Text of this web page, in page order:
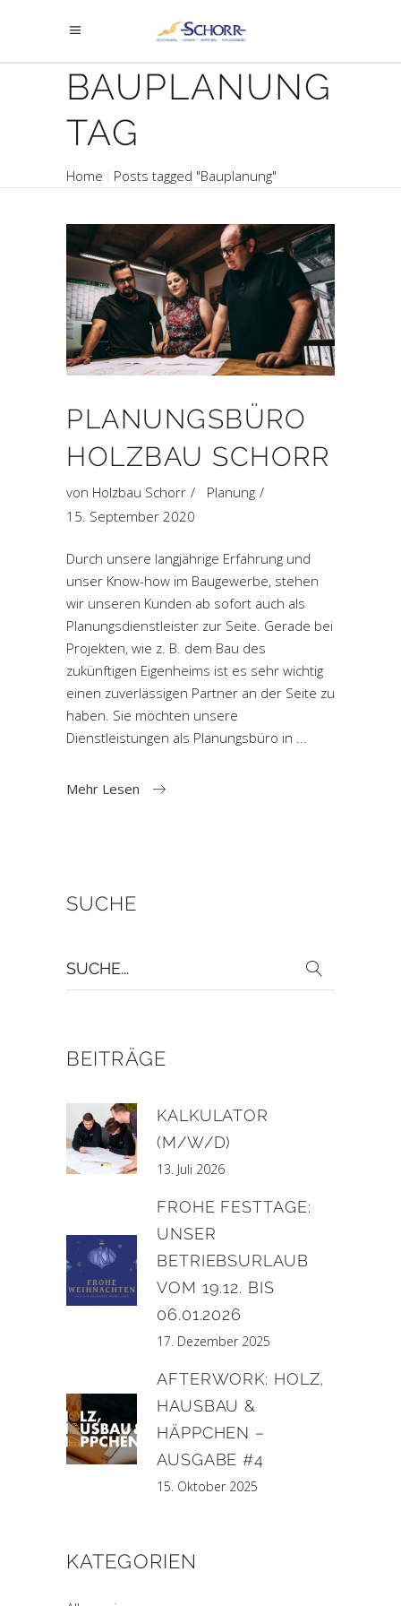
BAUPLANUNG
TAG
Home Posts tagged "Bauplanung"
PLANUNGSBÜRO
HOLZBAU SCHORR
von Holzbau Schorr
Planung
15. September 2020
Durch unsere langjährige Erfahrung und
unser Know-how im Baugewerbe, stehen
wir unseren Kunden ab sofort auch als
Planungsdienstleister zur Seite. Gerade bei
Projekten, wie z. B. dem Bau des
zukünftigen Eigenheims ist es sehr wichtig
einen zuverlässigen Partner an der Seite zu
haben. Sie möchten unsere
Dienstleistungen als Planungsbüro in
Mehr Lesen
SUCHE
für:
BEITRÄGE
KALKULATOR
(M/W/D)
13. Juli 2026
FROHE FESTTAGE:
UNSER
BETRIEBSURLAUB
VOM 19.12. BIS
06.01.2026
17. Dezember 2025
AFTERWORK: HOLZ,
HAUSBAU &
HÄPPCHEN –
AUSGABE #4
15. Oktober 2025
KATEGORIEN